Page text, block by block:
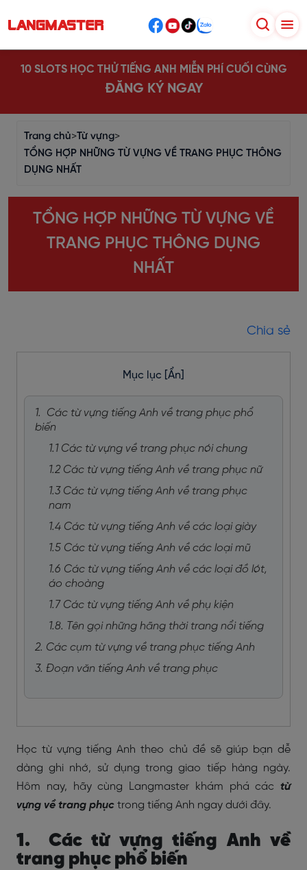
10 SLOTS HỌC THỬ TIẾNG ANH MIỄN PHÍ CUỐI CÙNG
ĐĂNG KÝ NGAY
Trang chủ>Từ vựng>
TỔNG HỢP NHỮNG TỪ VỰNG VỀ TRANG PHỤC THÔNG
DỤNG NHẤT
TỔNG HỢP NHỮNG TỪ VỰNG VỀ
TRANG PHỤC THÔNG DỤNG
NHẤT
Chia sẻ
Mục lục [Ẩn]
1. Các từ vựng tiếng Anh về trang phục phổ
biến
1.1 Các từ vựng về trang phục nói chung
1.2 Các từ vựng tiếng Anh về trang phục nữ
1.3 Các từ vựng tiếng Anh về trang phục
nam
1.4 Các từ vựng tiếng Anh về các loại giày
1.5 Các từ vựng tiếng Anh về các loại mũ
1.6 Các từ vựng tiếng Anh về các loại đồ lót,
áo choàng
1.7 Các từ vựng tiếng Anh về phụ kiện
1.8. Tên gọi những hãng thời trang nổi tiếng
2. Các cụm từ vựng về trang phục tiếng Anh
3. Đoạn văn tiếng Anh về trang phục
Học từ vựng tiếng Anh theo chủ đề sẽ giúp bạn dễ
dàng ghi nhớ, sử dụng trong giao tiếp hàng ngày.
Hôm nay, hãy cùng Langmaster khám phá các từ
vựng về trang phục trong tiếng Anh ngay dưới đây.
1. Các từ vựng tiếng Anh về
trang phục phổ biến